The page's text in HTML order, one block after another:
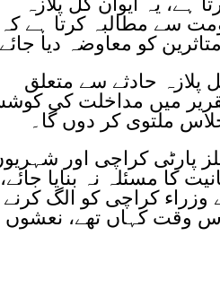
سے مطالبہ کرتا ہے کہ
کو معاوضہ دیا
پلازہ حادثے سے متعلق
میں مداخلت کی
ملتوی کر دوں گا۔
پارٹی کراچی اور
کا مسئلہ نہ بنایا جائے،
وزراء کراچی کو الگ کرنے
وقت کہاں تھے، نعشوں